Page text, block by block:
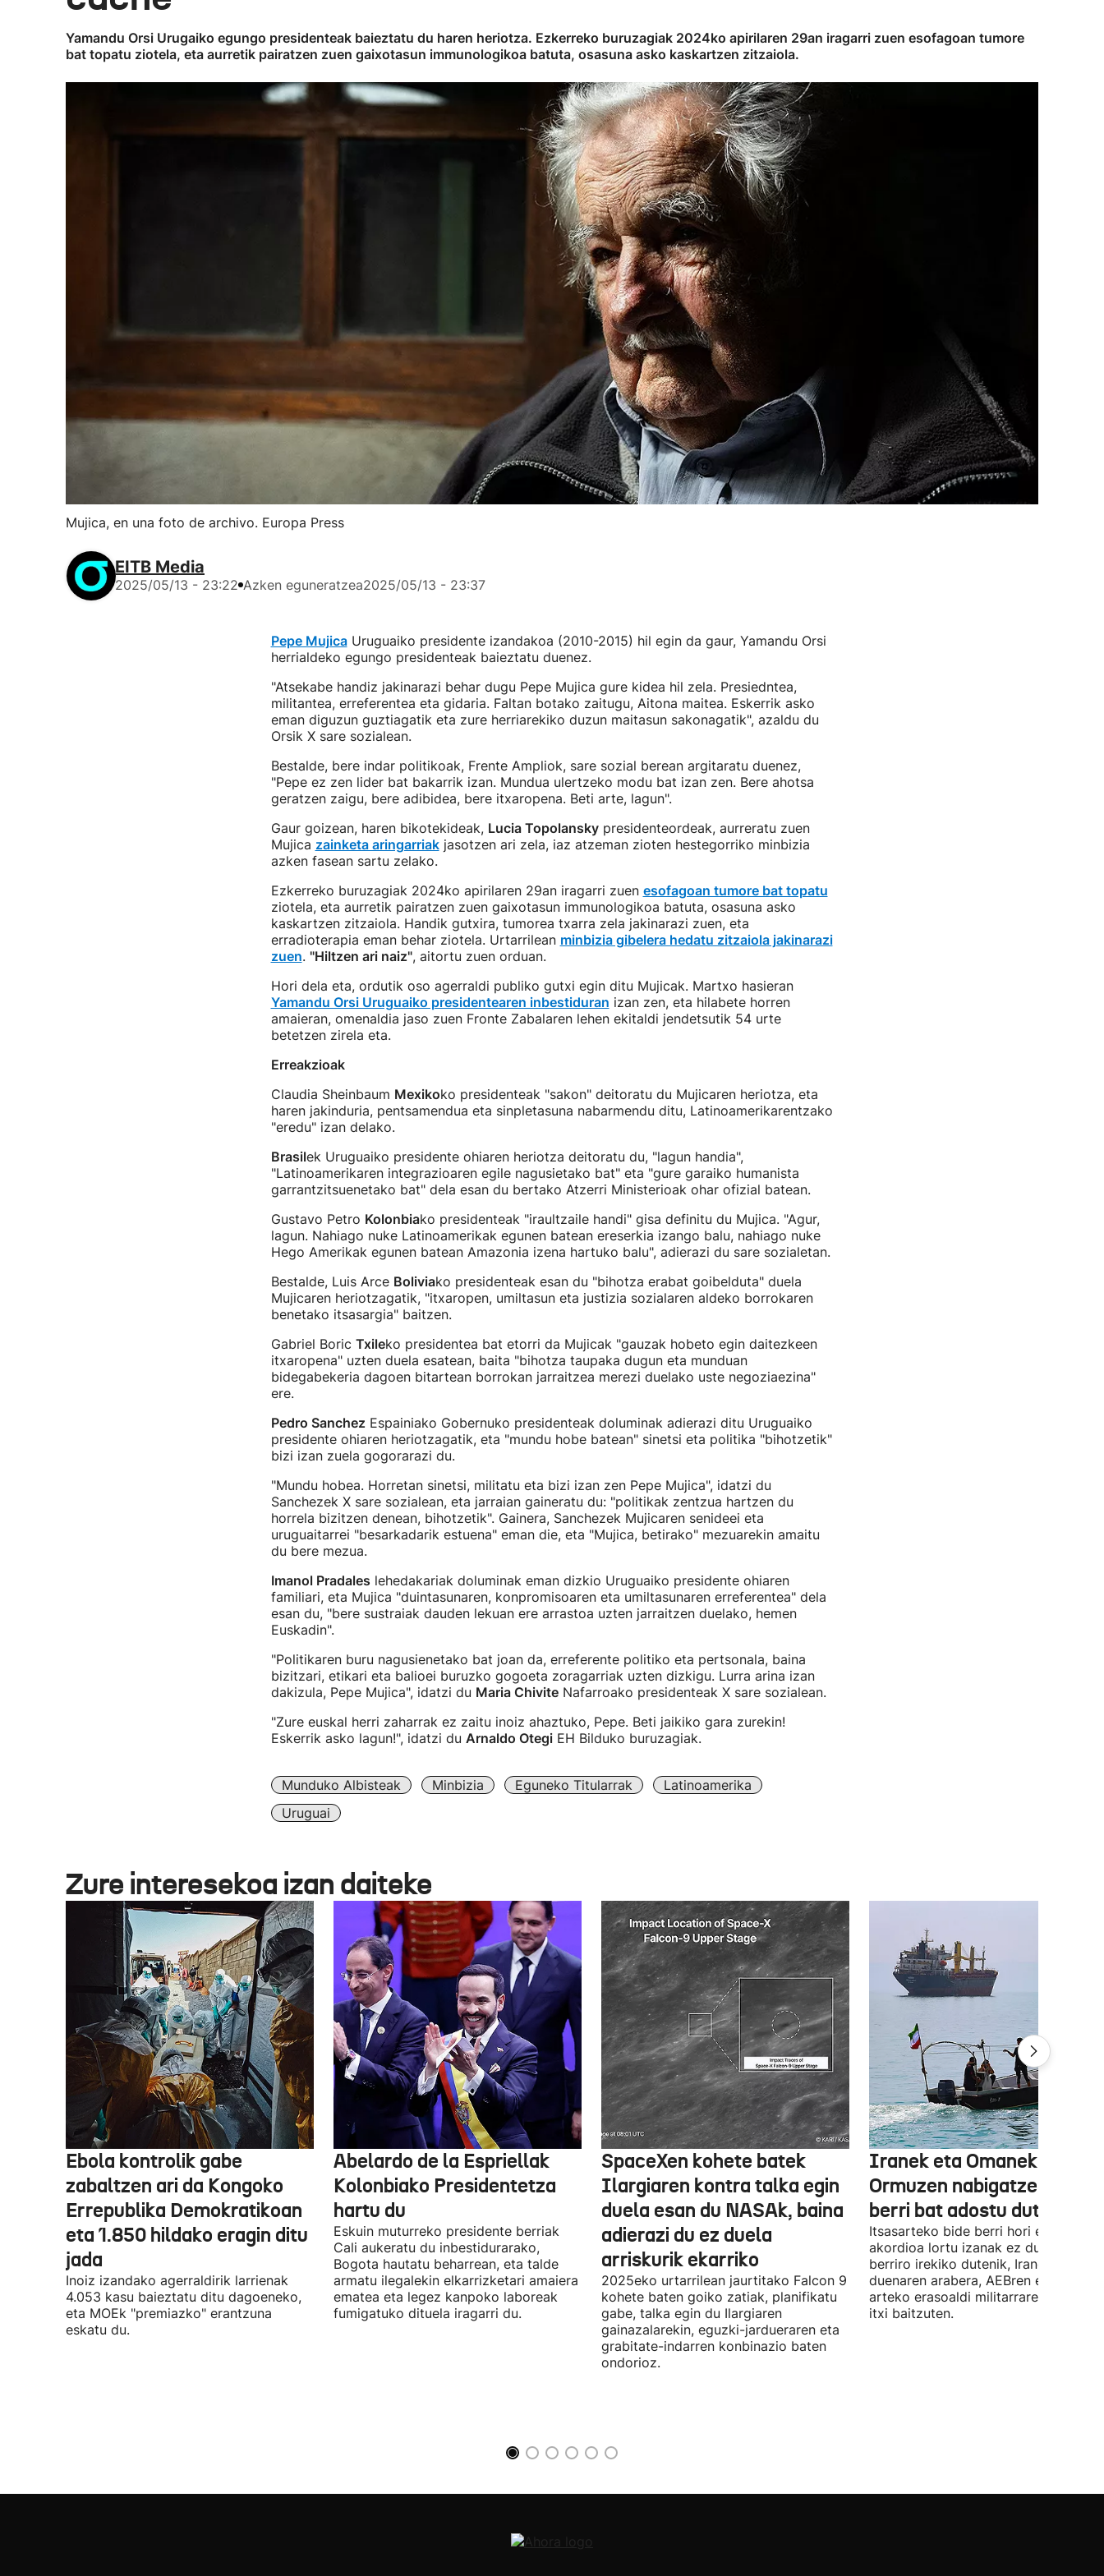
Yamandu Orsi Urugaiko egungo presidenteak baieztatu du haren heriotza. Ezkerreko buruzagiak 2024ko apirilaren 29an iragarri zuen esofagoan tumore
bat topatu ziotela, eta aurretik pairatzen zuen gaixotasun immunologikoa batuta, osasuna asko kaskartzen zitzaiola.
Mujica, en una foto de archivo. Europa Press
EITB Media
2025/05/13 - 23:22 Azken eguneratzea2025/05/13 - 23:37
Pepe MujicaUruguaiko presidente izandakoa (2010-2015) hil egin da gaur, Yamandu Orsi
herrialdeko egungo presidenteak baieztatu duenez.
"Atsekabe handiz jakinarazi behar dugu Pepe Mujica gure kidea hil zela. Presiedntea,
militantea, erreferentea eta gidaria. Faltan botako zaitugu, Aitona maitea. Eskerrik asko
eman diguzun guztiagatik eta zure herriarekiko duzun maitasun sakonagatik", azaldu du
Orsik X sare sozialean.
Bestalde, bere indar politikoak, Frente Ampliok, sare sozial berean argitaratu duenez,
"Pepe ez zen lider bat bakarrik izan. Mundua ulertzeko modu bat izan zen. Bere ahotsa
geratzen zaigu, bere adibidea, bere itxaropena. Beti arte, lagun".
Gaur goizean, haren bikotekideak, Lucia Topolanskypresidenteordeak, aurreratu zuen
Mujica zainketa aringarriakjasotzen ari zela, iaz atzeman zioten hestegorriko minbizia
azken fasean sartu zelako.
Ezkerreko buruzagiak 2024ko apirilaren 29an iragarri zuen esofagoan tumore bat topatu
ziotela, eta aurretik pairatzen zuen gaixotasun immunologikoa batuta, osasuna asko
kaskartzen zitzaiola. Handik gutxira, tumorea txarra zela jakinarazi zuen, eta
erradioterapia eman behar ziotela. Urtarrilean minbizia gibelera hedatu zitzaiola jakinarazi
zuen. "Hiltzen ari naiz", aitortu zuen orduan.
Hori dela eta, ordutik oso agerraldi publiko gutxi egin ditu Mujicak. Martxo hasieran
Yamandu Orsi Uruguaiko presidentearen inbestiduran izan zen, eta hilabete horren
amaieran, omenaldia jaso zuen Fronte Zabalaren lehen ekitaldi jendetsutik 54 urte
betetzen zirela eta.
Erreakzioak
Claudia Sheinbaum Mexikoko presidenteak "sakon" deitoratu du Mujicaren heriotza, eta
haren jakinduria, pentsamendua eta sinpletasuna nabarmendu ditu, Latinoamerikarentzako
"eredu" izan delako.
Brasilek Uruguaiko presidente ohiaren heriotza deitoratu du, "lagun handia",
"Latinoamerikaren integrazioaren egile nagusietako bat" eta "gure garaiko humanista
garrantzitsuenetako bat" dela esan du bertako Atzerri Ministerioak ohar ofizial batean.
Gustavo Petro Kolonbiako presidenteak "iraultzaile handi" gisa definitu du Mujica. "Agur,
lagun. Nahiago nuke Latinoamerikak egunen batean ereserkia izango balu, nahiago nuke
Hego Amerikak egunen batean Amazonia izena hartuko balu", adierazi du sare sozialetan.
Bestalde, Luis Arce Boliviako presidenteak esan du "bihotza erabat goibelduta" duela
Mujicaren heriotzagatik, "itxaropen, umiltasun eta justizia sozialaren aldeko borrokaren
benetako itsasargia" baitzen.
Gabriel Boric Txileko presidentea bat etorri da Mujicak "gauzak hobeto egin daitezkeen
itxaropena" uzten duela esatean, baita "bihotza taupaka dugun eta munduan
bidegabekeria dagoen bitartean borrokan jarraitzea merezi duelako uste negoziaezina"
ere.
Pedro SanchezEspainiako Gobernuko presidenteak doluminak adierazi ditu Uruguaiko
presidente ohiaren heriotzagatik, eta "mundu hobe batean" sinetsi eta politika "bihotzetik"
bizi izan zuela gogorarazi du.
"Mundu hobea. Horretan sinetsi, militatu eta bizi izan zen Pepe Mujica", idatzi du
Sanchezek X sare sozialean, eta jarraian gaineratu du: "politikak zentzua hartzen du
horrela bizitzen denean, bihotzetik". Gainera, Sanchezek Mujicaren senideei eta
uruguaitarrei "besarkadarik estuena" eman die, eta "Mujica, betirako" mezuarekin amaitu
du bere mezua.
Imanol Pradales lehedakariak doluminak eman dizkio Uruguaiko presidente ohiaren
familiari, eta Mujica "duintasunaren, konpromisoaren eta umiltasunaren erreferentea" dela
esan du, "bere sustraiak dauden lekuan ere arrastoa uzten jarraitzen duelako, hemen
Euskadin".
"Politikaren buru nagusienetako bat joan da, erreferente politiko eta pertsonala, baina
bizitzari, etikari eta balioei buruzko gogoeta zoragarriak uzten dizkigu. Lurra arina izan
dakizula, Pepe Mujica", idatzi du Maria ChiviteNafarroako presidenteak X sare sozialean.
"Zure euskal herri zaharrak ez zaitu inoiz ahaztuko, Pepe. Beti jaikiko gara zurekin!
Eskerrik asko lagun!", idatzi du Arnaldo OtegiEH Bilduko buruzagiak.
Munduko Albisteak Minbizia Eguneko Titularrak
Latinoamerika
Uruguai
Zure interesekoa izan daiteke
Ebola kontrolik gabe
zabaltzen ari da Kongoko
Errepublika Demokratikoan
eta 1.850 hildako eragin ditu
jada
Inoiz izandako agerraldirik larrienak
4.053 kasu baieztatu ditu dagoeneko,
eta MOEk "premiazko" erantzuna
eskatu du.
Abelardo de la Espriellak
Kolonbiako Presidentetza
hartu du
Eskuin muturreko presidente berriak
Cali aukeratu du inbestidurarako,
Bogota hautatu beharrean, eta talde
armatu ilegalekin elkarrizketari amaiera
ematea eta legez kanpoko laboreak
fumigatuko dituela iragarri du.
SpaceXen kohete batek
Ilargiaren kontra talka egin
duela esan du NASAk, baina
adierazi du ez duela
arriskurik ekarriko
2025eko urtarrilean jaurtitako Falcon 9
kohete baten goiko zatiak, planifikatu
gabe, talka egin du Ilargiaren
gainazalarekin, eguzki-jardueraren eta
grabitate-indarren konbinazio baten
ondorioz.
Iranek eta Omanek
Ormuzen nabigatzeko bide
berri bat adostu dute
Itsasarteko bide berri hori egiteko
akordioa lortu izanak ez du esan nahi
berriro irekiko dutenik, Iranek
duenaren arabera, AEBren eta
arteko erasoaldi militarraren
itxi baitzuten.